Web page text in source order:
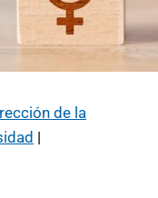
de la
|